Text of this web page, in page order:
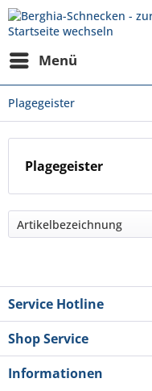
Menü
Plagegeister
Plagegeister
Service Hotline
Shop Service
Informationen